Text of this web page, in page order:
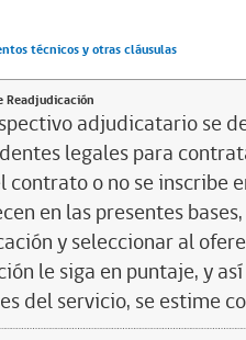
técnicos y otras cláusulas
Readjudicación
adjudicatario se
legales para
contrato o no se inscribe
en las presentes
y seleccionar al
le siga en puntaje, y
del servicio, se estime